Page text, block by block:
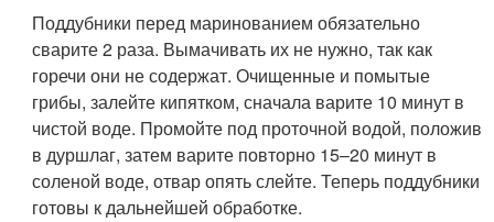
Поддубники перед маринованием обязательно
сварите 2 раза. Вымачивать их не нужно, так как
горечи они не содержат. Очищенные и помытые
грибы, залейте кипятком, сначала варите 10 минут в
чистой воде. Промойте под проточной водой, положив
в дуршлаг, затем варите повторно 15–20 минут в
соленой воде, отвар опять слейте. Теперь поддубники
готовы к дальнейшей обработке.